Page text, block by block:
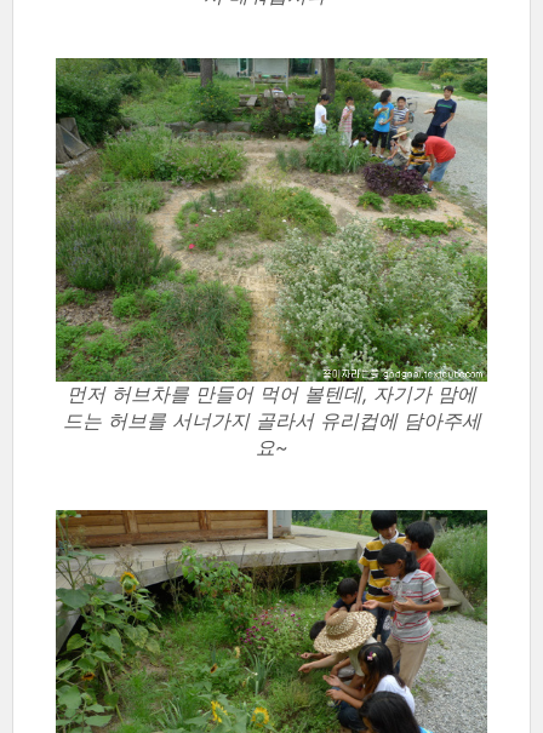
먼저 허브차를 만들어 먹어 볼텐데, 자기가 맘에
드는 허브를 서너가지 골라서 유리컵에 담아주세
요~